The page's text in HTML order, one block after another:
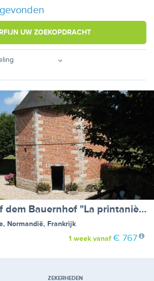
UW ZOEKOPDRACHT
Unterkunft auf dem Bauernhof "La printanière" (Die Frühlingsfrau)
, Normandië, Frankrijk
1 weekvanaf € 767
ZEKERHEDEN